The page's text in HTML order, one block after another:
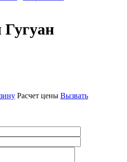
Гугуан
Расчет цены Вызвать